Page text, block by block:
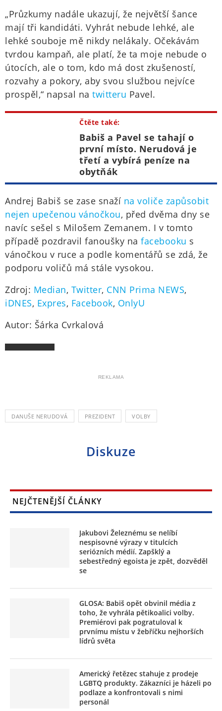
„Průzkumy nadále ukazují, že největší šance
mají tři kandidáti. Vyhrát nebude lehké, ale
lehké souboje mě nikdy nelákaly. Očekávám
tvrdou kampaň, ale platí, že ta moje nebude o
útocích, ale o tom, kdo má dost zkušeností,
rozvahy a pokory, aby svou službou nejvíce
prospěl,“ napsal na twitteru Pavel.
Čtěte také:
Babiš a Pavel se tahají o
první místo. Nerudová je
třetí a vybírá peníze na
obytňák
Andrej Babiš se zase snaží na voliče zapůsobit
nejen upečenou vánočkou, před dvěma dny se
navíc sešel s Milošem Zemanem. I v tomto
případě pozdravil fanoušky na facebooku s
vánočkou v ruce a podle komentářů se zdá, že
podporu voličů má stále vysokou.
Zdroj: Median, Twitter, CNN Prima NEWS,
iDNES, Expres, Facebook, OnlyU
Autor: Šárka Cvrkalová
REKLAMA
DANUŠE NERUDOVÁ PREZIDENT VOLBY
Diskuze
NEJČTENĚJŠÍ ČLÁNKY
Jakubovi Železnému se nelíbí
nespisovné výrazy v titulcích
seriózních médií. Zapšklý a
sebestředný egoista je zpět, dozvěděl
se
GLOSA: Babiš opět obvinil média z
toho, že vyhrála pětikoalici volby.
Premiérovi pak pogratuloval k
prvnímu místu v žebříčku nejhorších
lídrů světa
Americký řetězec stahuje z prodeje
LGBTQ produkty. Zákazníci je házeli po
podlaze a konfrontovali s nimi
personál